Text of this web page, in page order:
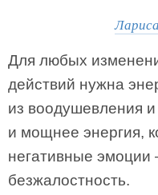
Для любых
действий нужна
из воодушевления
и мощнее энергия,
негативные эмоции
безжалостность.